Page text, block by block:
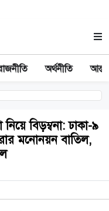
অর্থনীতি
বিড়ম্বনা: ঢাকা-৯
মনোনয়ন বাতিল,